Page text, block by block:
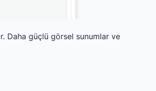
Daha güçlü görsel sunumlar ve